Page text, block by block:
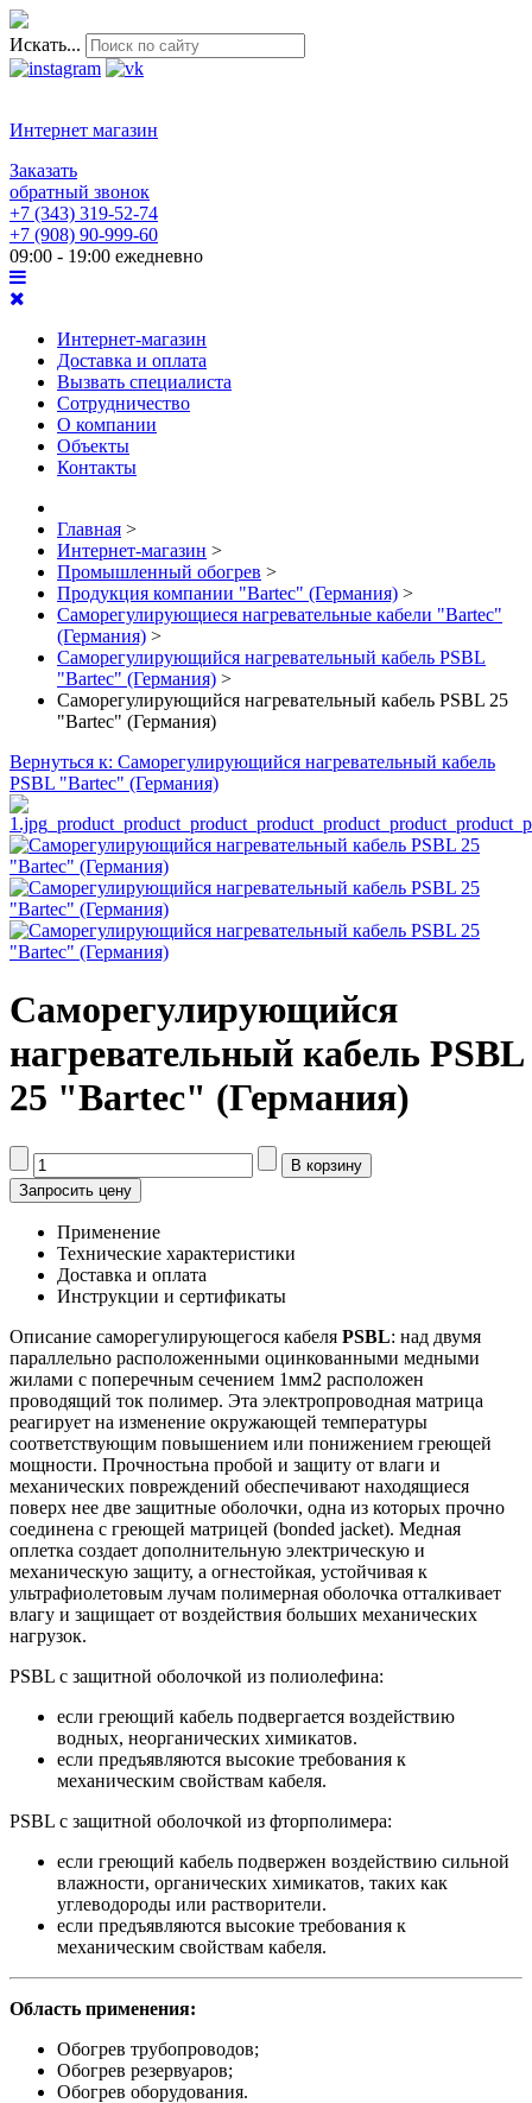
Искать...
Интернет магазин
Заказать
обратный звонок
+7 (343) 319-52-74
+7 (908) 90-999-60
09:00 - 19:00 ежедневно
Интернет-магазин
Доставка и оплата
Вызвать специалиста
Сотрудничество
О компании
Объекты
Контакты
Главная >
Интернет-магазин >
Промышленный обогрев >
Продукция компании "Bartec" (Германия) >
Саморегулирующиеся нагревательные кабели "Bartec"
(Германия) >
Саморегулирующийся нагревательный кабель PSBL
"Bartec" (Германия) >
Саморегулирующийся нагревательный кабель PSBL 25
"Bartec" (Германия)
Вернуться к: Саморегулирующийся нагревательный кабель
PSBL "Bartec" (Германия)
Саморегулирующийся
нагревательный кабель PSBL
25 "Bartec" (Германия)
Запросить цену
Применение
Технические характеристики
Доставка и оплата
Инструкции и сертификаты
Описание саморегулирующегося кабеля PSBL: над двумя
параллельно расположенными оцинкованными медными
жилами с поперечным сечением 1мм2 расположен
проводящий ток полимер. Эта электропроводная матрица
реагирует на изменение окружающей температуры
соответствующим повышением или понижением греющей
мощности. Прочностьна пробой и защиту от влаги и
механических повреждений обеспечивают находящиеся
поверх нее две защитные оболочки, одна из которых прочно
соединена с греющей матрицей (bonded jacket). Медная
оплетка создает дополнительную электрическую и
механическую защиту, а огнестойкая, устойчивая к
ультрафиолетовым лучам полимерная оболочка отталкивает
влагу и защищает от воздействия больших механических
нагрузок.
PSBL с защитной оболочкой из полиолефина:
если греющий кабель подвергается воздействию
водных, неорганических химикатов.
если предъявляются высокие требования к
механическим свойствам кабеля.
PSBL с защитной оболочкой из фторполимера:
если греющий кабель подвержен воздействию сильной
влажности, органических химикатов, таких как
углеводороды или растворители.
если предъявляются высокие требования к
механическим свойствам кабеля.
Область применения:
Обогрев трубопроводов;
Обогрев резервуаров;
Обогрев оборудования.